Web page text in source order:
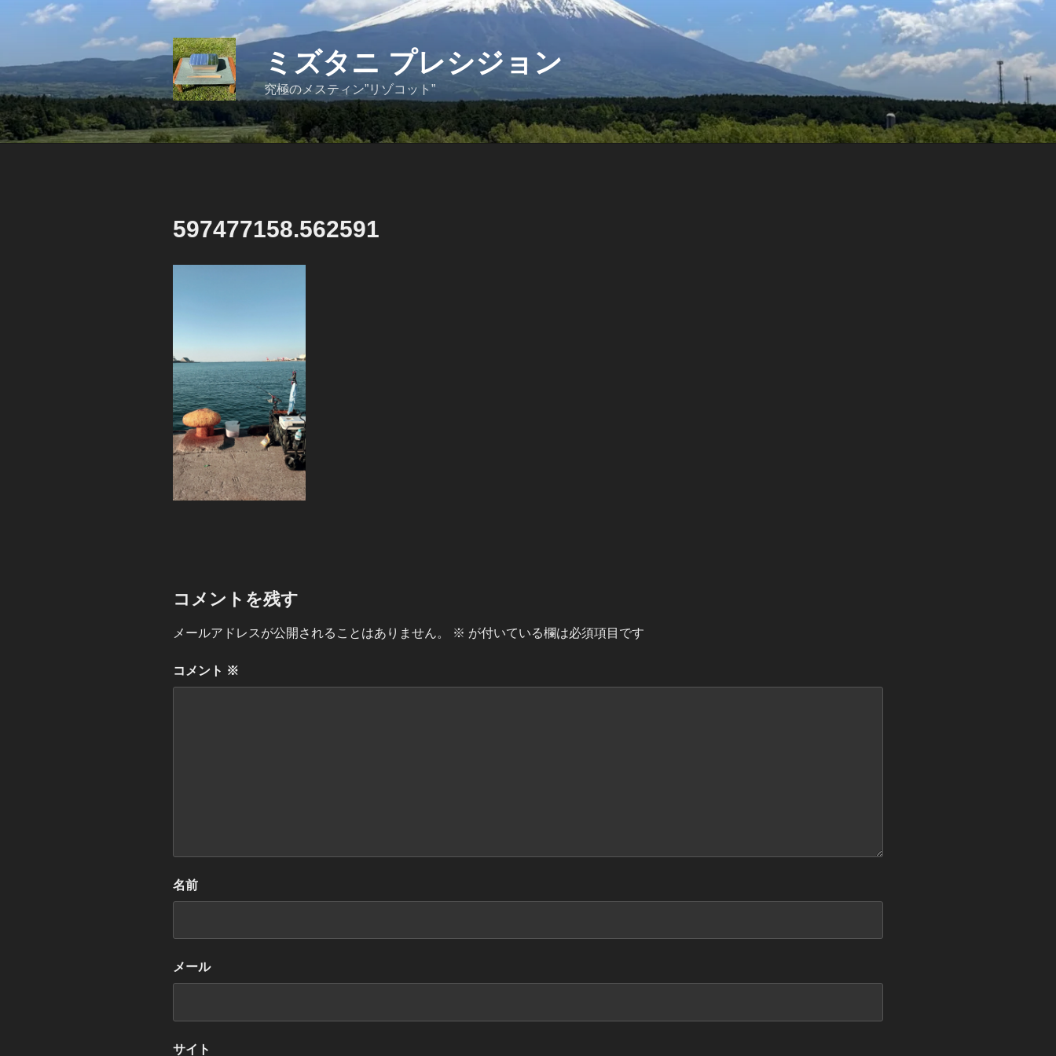
ン
ツ
へ
ス
キ
ミズタニ プレシジョン
究極のメスティン”リゾコット”
597477158.562591
コメントを残す
メールアドレスが公開されることはありません。 ※ が付いている欄は必須項目です
コメント ※
名前
メール
サイト